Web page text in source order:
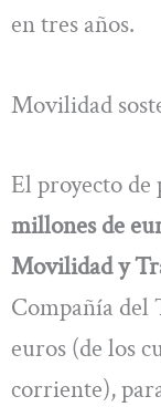
en tres años.
Movilidad
El proyecto de
millones de
Movilidad y
Compañía del
euros (de los
corriente),